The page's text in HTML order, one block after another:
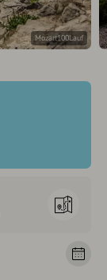
Mozart100Lauf